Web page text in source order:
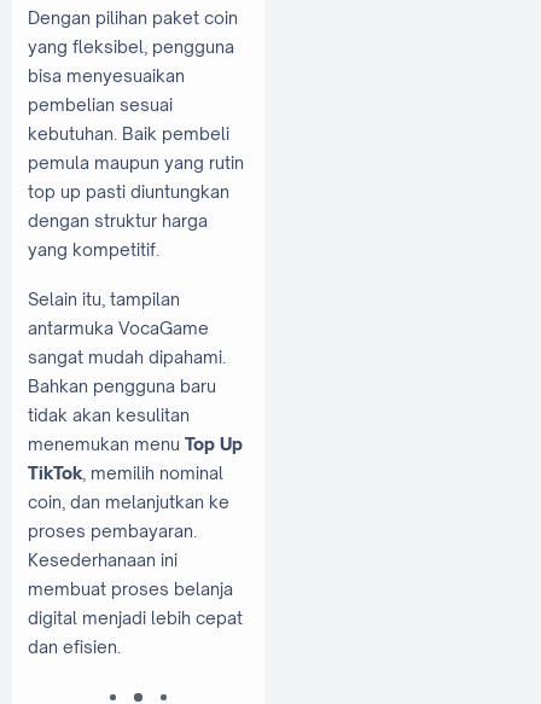
Dengan pilihan paket coin
yang fleksibel, pengguna
bisa menyesuaikan
pembelian sesuai
kebutuhan. Baik pembeli
pemula maupun yang rutin
top up pasti diuntungkan
dengan struktur harga
yang kompetitif.
Selain itu, tampilan
antarmuka VocaGame
sangat mudah dipahami.
Bahkan pengguna baru
tidak akan kesulitan
menemukan menu Top Up
TikTok , memilih nominal
coin, dan melanjutkan ke
proses pembayaran.
Kesederhanaan ini
membuat proses belanja
digital menjadi lebih cepat
dan efisien.